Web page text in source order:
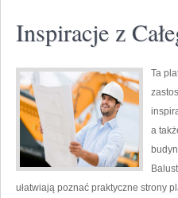
Inspiracje z
Ta
a
ułatwiają poznać praktyczne strony